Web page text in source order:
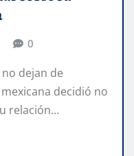
0
dejan de
decidió no
relación…